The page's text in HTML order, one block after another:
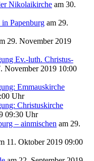
Nikolaikirche am 30.
Papenburg am 29.
29. November 2019
Ev.-luth. Christus-
November 2019 10:00
Emmauskirche
Uhr
Christuskirche
09:30 Uhr
– ainmischen am 29.
11. Oktober 2019 09:00